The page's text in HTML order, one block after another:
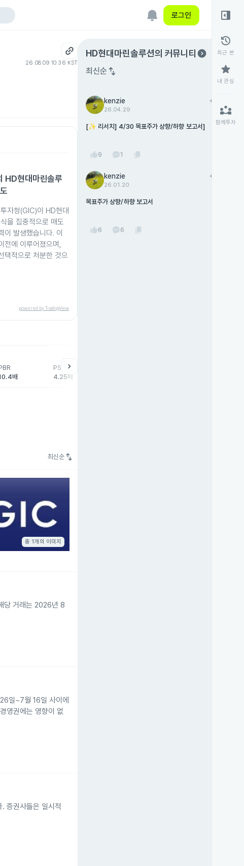
로그인
26.08.09 10:36 KST
HD현대마린솔루
자청(GIC)이 HD현대
을 집중적으로 매도
이 발생했습니다. 이
전에 이루어졌으며,
택적으로 처분한 것으
powered by TradingView
배
PSR
4.25배
chevron_right
최신순 swap_vert
총 1개의 이미지
당 거래는 2026년 8
일~7월 16일 사이에
영권에는 영향이 없
증권사들은 일시적
HD현대마린솔루션의 커뮤니티 expand_circle_right
최신순 swap_vert
kenzie
26.04.29
add
[✨ 리서치] 4/30 목표주가 상향/하향 보고서]
thumb_up9 1 content_copy
kenzie
26.01.20
add
목표주가 상향/하향 보고서
thumb_up6 6 content_copy
right_panel_open
history
최근 본
star
내 관심
partner_exchange
함께투자